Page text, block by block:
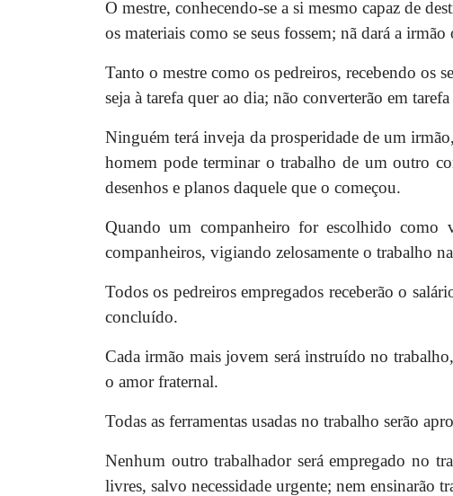
O mestre, conhecendo-se a si mesmo capaz de
os materiais como se seus fossem; nã dará a
Tanto o mestre como os pedreiros, recebendo os
seja à tarefa quer ao dia; não converterão em
Ninguém terá inveja da prosperidade de um
homem pode terminar o trabalho de um outro
desenhos e planos daquele que o começou.
Quando um companheiro for escolhido como
companheiros, vigiando zelosamente o trabalho
Todos os pedreiros empregados receberão o
concluído.
Cada irmão mais jovem será instruído no
o amor fraternal.
Todas as ferramentas usadas no trabalho serão
Nenhum outro trabalhador será empregado no
livres, salvo necessidade urgente; nem ensinarão